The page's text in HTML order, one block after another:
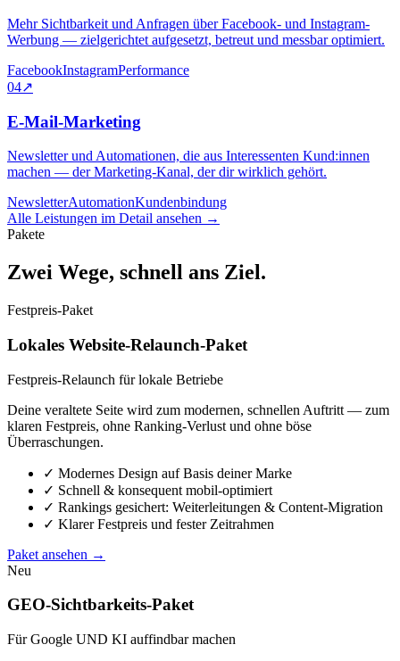
Mehr Sichtbarkeit und Anfragen über Facebook- und Instagram-
Werbung — zielgerichtet aufgesetzt, betreut und messbar optimiert.
FacebookInstagramPerformance
04↗
E-Mail-Marketing
Newsletter und Automationen, die aus Interessenten Kund:innen
machen — der Marketing-Kanal, der dir wirklich gehört.
NewsletterAutomationKundenbindung
Alle Leistungen im Detail ansehen →
Pakete
Zwei Wege, schnell ans Ziel.
Festpreis-Paket
Lokales Website-Relaunch-Paket
Festpreis-Relaunch für lokale Betriebe
Deine veraltete Seite wird zum modernen, schnellen Auftritt — zum
klaren Festpreis, ohne Ranking-Verlust und ohne böse
Überraschungen.
✓ Modernes Design auf Basis deiner Marke
✓ Schnell & konsequent mobil-optimiert
✓ Rankings gesichert: Weiterleitungen & Content-Migration
✓ Klarer Festpreis und fester Zeitrahmen
Paket ansehen →
Neu
GEO-Sichtbarkeits-Paket
Für Google UND KI auffindbar machen